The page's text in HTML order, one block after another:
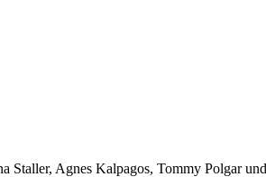
Agnes Kalpagos, Tommy Polgar